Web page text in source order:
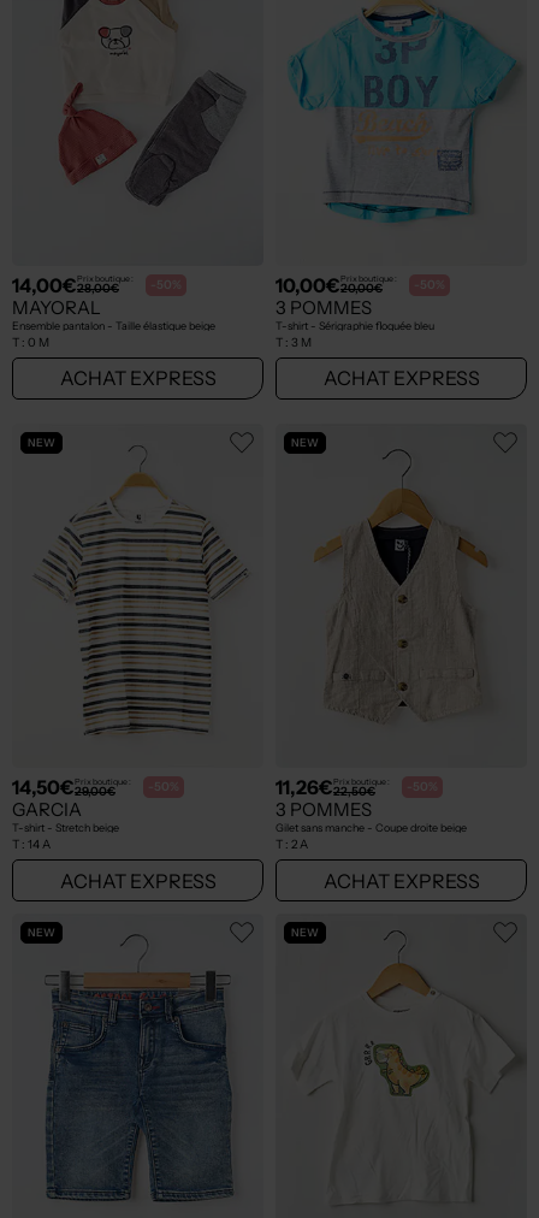
14,00€Prix boutique :
28,00€ -50%
MAYORAL
Ensemble pantalon - Taille élastique beige
T : 0 M
ACHAT EXPRESS
10,00€Prix boutique :
20,00€ -50%
3 POMMES
T-shirt - Sérigraphie floquée bleu
T : 3 M
ACHAT EXPRESS
NEW
14,50€Prix boutique :
29,00€ -50%
GARCIA
T-shirt - Stretch beige
T : 14 A
ACHAT EXPRESS
NEW
11,26€Prix boutique :
22,50€ -50%
3 POMMES
Gilet sans manche - Coupe droite beige
T : 2 A
ACHAT EXPRESS
NEW NEW